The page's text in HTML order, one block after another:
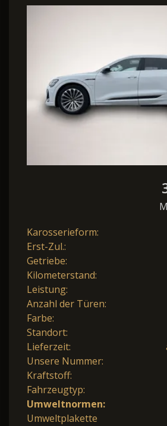
m.20% Anz. 21
Karosserieform:
Erst-Zul.:
Getriebe:
Kilometerstand:
Leistung:
Anzahl der Türen:
Farbe:
Standort:
Lieferzeit:
Unsere Nummer:
Kraftstoff:
Fahrzeugtyp:
Umweltnormen:
Umweltplakette